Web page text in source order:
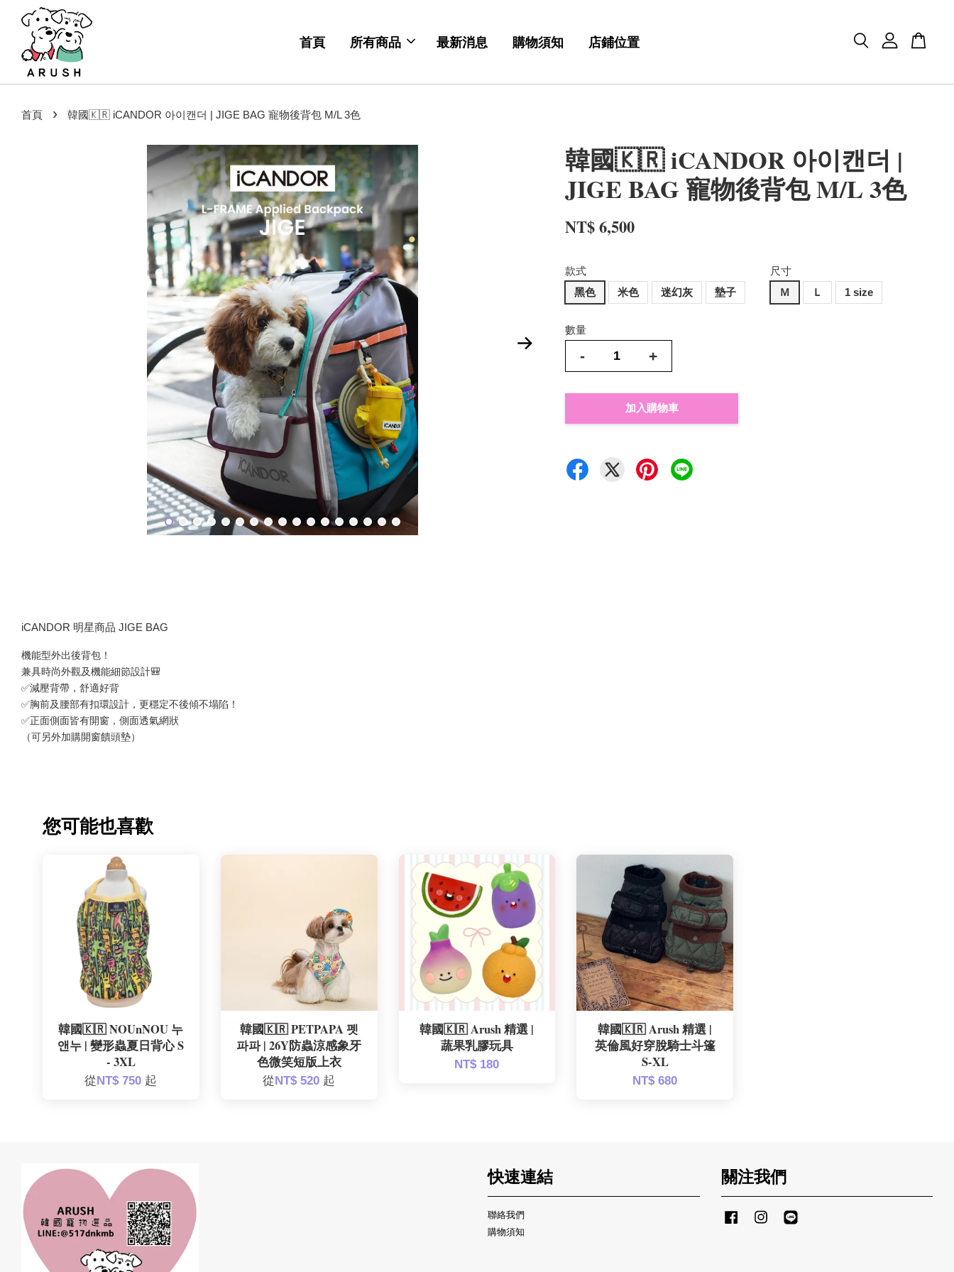
首頁 所有商品 最新消息 購物須知 店鋪位置
首頁 › 韓國🇰🇷 iCANDOR 아이캔더 | JIGE BAG 寵物後背包 M/L 3色
韓國🇰🇷 iCANDOR 아이캔더 |
JIGE BAG 寵物後背包 M/L 3色
NT$ 6,500
款式
黑色
米色 迷幻灰 墊子
尺寸
Ｍ
Ｌ 1 size
數量
- +
加入購物車
iCANDOR 明星商品 JIGE BAG
機能型外出後背包！
兼具時尚外觀及機能細節設計🎒
✅減壓背帶，舒適好背
✅胸前及腰部有扣環設計，更穩定不後傾不塌陷！
✅正面側面皆有開窗，側面透氣網狀
（可另外加購開窗饋頭墊）
您可能也喜歡
韓國🇰🇷 NOUnNOU 누
앤누 | 變形蟲夏日背心 S
- 3XL
從NT$ 750 起
韓國🇰🇷 PETPAPA 펫
파파 | 26Y防蟲涼感象牙
色微笑短版上衣
從NT$ 520 起
韓國🇰🇷 Arush 精選 |
蔬果乳膠玩具
NT$ 180
韓國🇰🇷 Arush 精選 |
英倫風好穿脫騎士斗篷
S-XL
NT$ 680
快速連結
聯絡我們
購物須知
關注我們
FacebookInstagram